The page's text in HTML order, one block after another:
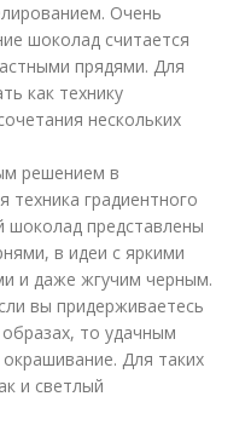
Очень
шоколад считается
прядями. Для
как технику
нескольких
решением в
техника градиентного
шоколад представлены
в идеи с яркими
и даже жгучим черным.
вы придерживаетесь
то удачным
Для таких
и светлый